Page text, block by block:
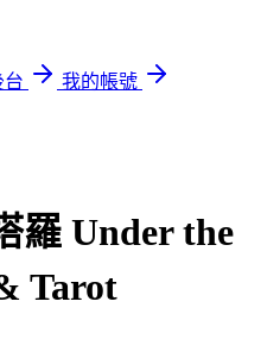
台
我的帳號
羅 Under the
Tarot